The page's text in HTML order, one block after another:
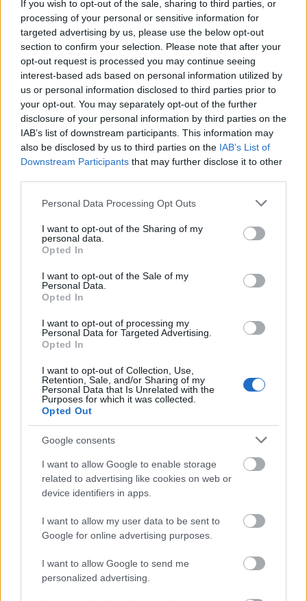
If you wish to opt-out of the sale, sharing to third parties, or
processing of your personal or sensitive information for
targeted advertising by us, please use the below opt-out
section to confirm your selection. Please note that after your
opt-out request is processed you may continue seeing
interest-based ads based on personal information utilized by
us or personal information disclosed to third parties prior to
your opt-out. You may separately opt-out of the further
disclosure of your personal information by third parties on the
IAB’s list of downstream participants. This information may
also be disclosed by us to third parties on the IAB’s List of
Downstream Participants that may further disclose it to other
Please note that this website/app uses one or more Google
not limited to your visit or usage behaviour. You may click to
grant or deny consent to Google and its third-party tags to
use your data for below specified purposes in below Google
consent section.
Personal Data Processing Opt Outs
I want to opt-out of the Sharing of my
personal data.
Opted In
I want to opt-out of the Sale of my
Personal Data.
Opted In
I want to opt-out of processing my
Personal Data for Targeted Advertising.
Opted In
I want to opt-out of Collection, Use,
Retention, Sale, and/or Sharing of my
Personal Data that Is Unrelated with the
Purposes for which it was collected.
Opted Out
Google consents
I want to allow Google to enable storage
related to advertising like cookies on web or
device identifiers in apps.
I want to allow my user data to be sent to
Google for online advertising purposes.
I want to allow Google to send me
personalized advertising.
Tilda Johansson var tvåa in till det avslutande
skyttet men två missade skott gjorde att hon
slutade på en 12:e plats. Stina Nilsson hade en
bra dag i spåret med fjärde åktid. Men fyra
bommande skott ställde till det och hon blev
21:a.
MEST LÄSTA
Stäng
s av i
tio år:
”Åters
pegla
et”...
2 Progr
amme
t för
längd
skido
r och
kytte
under
Milan
o/Cor
optim
allt –
till
slut
e hon
inte
förlov
tidiga
lagsk
olleg
am